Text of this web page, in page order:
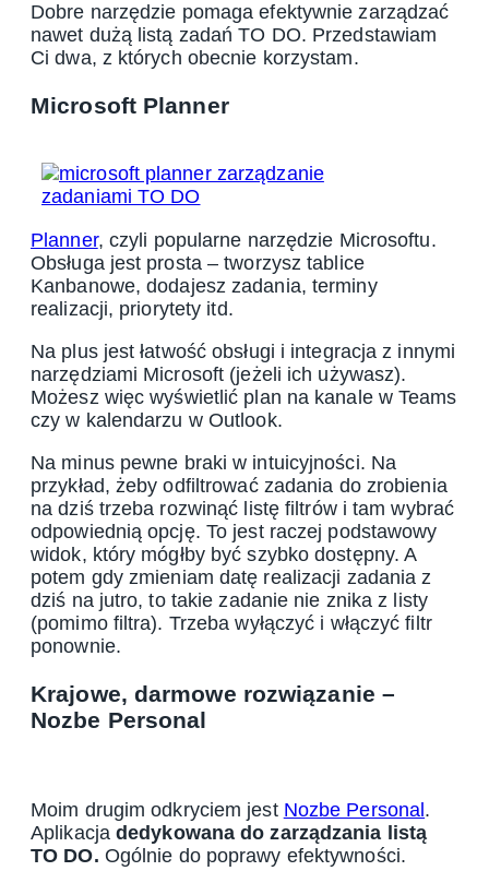
Dobre narzędzie pomaga efektywnie zarządzać
nawet dużą listą zadań TO DO. Przedstawiam
Ci dwa, z których obecnie korzystam.
Microsoft Planner
Planner, czyli popularne narzędzie Microsoftu.
Obsługa jest prosta – tworzysz tablice
Kanbanowe, dodajesz zadania, terminy
realizacji, priorytety itd.
Na plus jest łatwość obsługi i integracja z innymi
narzędziami Microsoft (jeżeli ich używasz).
Możesz więc wyświetlić plan na kanale w Teams
czy w kalendarzu w Outlook.
Na minus pewne braki w intuicyjności. Na
przykład, żeby odfiltrować zadania do zrobienia
na dziś trzeba rozwinąć listę filtrów i tam wybrać
odpowiednią opcję. To jest raczej podstawowy
widok, który mógłby być szybko dostępny. A
potem gdy zmieniam datę realizacji zadania z
dziś na jutro, to takie zadanie nie znika z listy
(pomimo filtra). Trzeba wyłączyć i włączyć filtr
ponownie.
Krajowe, darmowe rozwiązanie –
Nozbe Personal
Moim drugim odkryciem jest Nozbe Personal .
Aplikacja dedykowana do zarządzania listą
TO DO. Ogólnie do poprawy efektywności.